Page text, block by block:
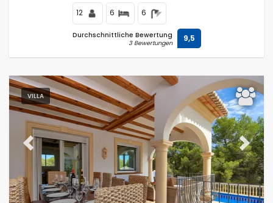
12 6 6
Durchschnittliche Bewertung
3 Bewertungen 9,5
VILLA
Previous Next